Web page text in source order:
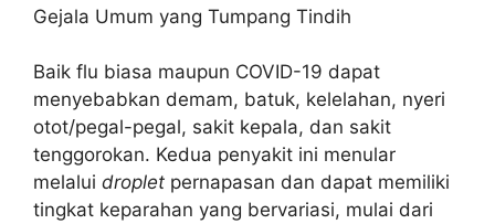
Gejala Umum yang Tumpang Tindih
Baik flu biasa maupun COVID-19 dapat
menyebabkan demam, batuk, kelelahan, nyeri
otot/pegal-pegal, sakit kepala, dan sakit
tenggorokan. Kedua penyakit ini menular
melalui droplet pernapasan dan dapat memiliki
tingkat keparahan yang bervariasi, mulai dari